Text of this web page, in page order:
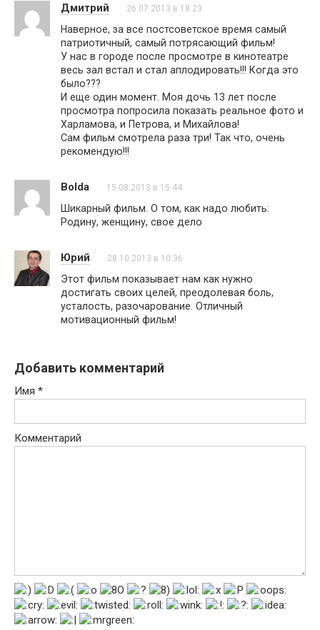
Дмитрий 26.07.2013 в 18:23
Наверное, за все постсоветское время самый
патриотичный, самый потрясающий фильм!
У нас в городе после просмотре в кинотеатре
весь зал встал и стал аплодировать!!! Когда это
было???
И еще один момент. Моя дочь 13 лет после
просмотра попросила показать реальное фото и
Харламова, и Петрова, и Михайлова!
Сам фильм смотрела раза три! Так что, очень
рекомендую!!!
Bolda 15.08.2013 в 15:44
Шикарный фильм. О том, как надо любить:
Родину, женщину, свое дело
Юрий 28.10.2013 в 10:36
Этот фильм показывает нам как нужно
достигать своих целей, преодолевая боль,
усталость, разочарование. Отличный
мотивационный фильм!
Добавить комментарий
Имя *
Комментарий